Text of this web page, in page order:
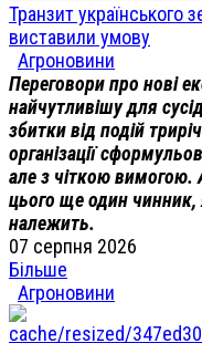
Транзит українського
виставили умову
Агроновини
Переговори про нові
найчутливішу для
збитки від подій
організації
але з чіткою вимогою.
цього ще один чинник,
належить.
07 серпня 2026
Більше
Агроновини